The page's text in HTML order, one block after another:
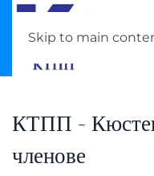
Skip to main
КТПП -
членове